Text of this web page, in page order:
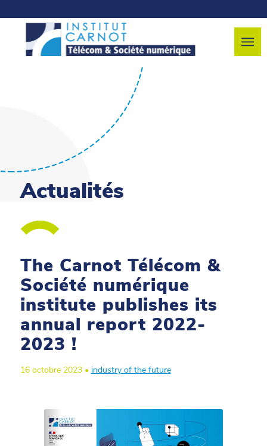
Actualités
The Carnot Télécom &
Société numérique
institute publishes its
annual report 2022-
2023 !
16 octobre 2023 • industry of the future